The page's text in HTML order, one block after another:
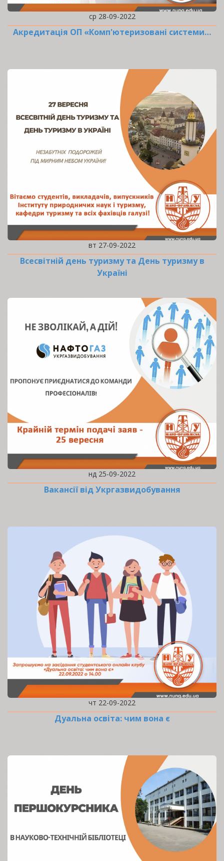
ср 28-09-2022
Акредитація ОП «Комп'ютеризовані системи…
вт 27-09-2022
Всесвітній день туризму та День туризму в
Україні
нд 25-09-2022
Вакансії від Укргазвидобування
чт 22-09-2022
Дуальна освіта: чим вона є